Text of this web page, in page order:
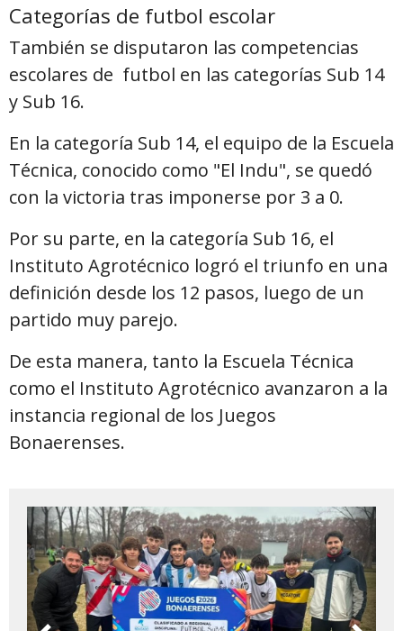
Categorías de futbol escolar
También se disputaron las competencias
escolares de futbol en las categorías Sub 14
y Sub 16.
En la categoría Sub 14, el equipo de la Escuela
Técnica, conocido como "El Indu", se quedó
con la victoria tras imponerse por 3 a 0.
Por su parte, en la categoría Sub 16, el
Instituto Agrotécnico logró el triunfo en una
definición desde los 12 pasos, luego de un
partido muy parejo.
De esta manera, tanto la Escuela Técnica
como el Instituto Agrotécnico avanzaron a la
instancia regional de los Juegos
Bonaerenses.